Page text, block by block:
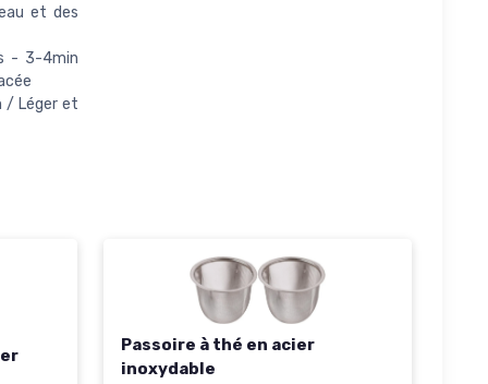
et des
- 3-4min
/ Léger et
Passoire à thé en acier
inoxydable